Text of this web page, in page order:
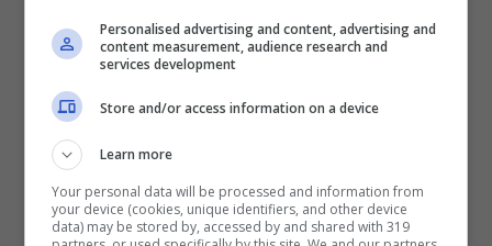
Il teatro Ariston, sede del Festival della Musica italiana –
Staseraintelevisione.it
Personalised advertising and content, advertising and
content measurement, audience research and
services development
Store and/or access information on a device
Learn more
Your personal data will be processed and information from
your device (cookies, unique identifiers, and other device
data) may be stored by, accessed by and shared with 319